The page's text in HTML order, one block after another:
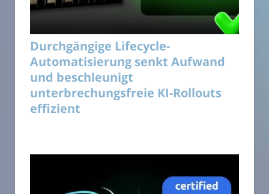
Durchgängige Lifecycle-
Automatisierung senkt Aufwand
und beschleunigt
unterbrechungsfreie KI-Rollouts
effizient